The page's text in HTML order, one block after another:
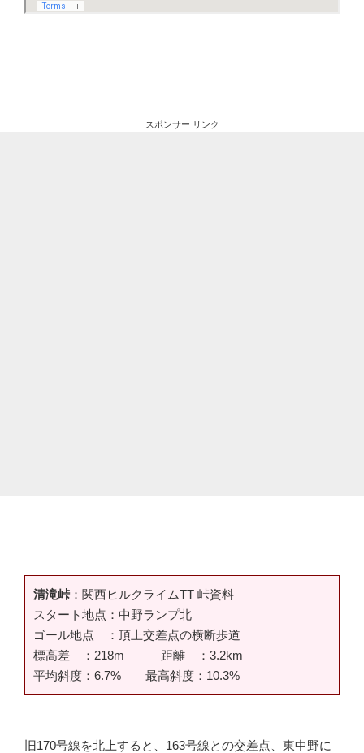
スポンサー リンク
清滝峠：関西ヒルクライムTT 峠資料
スタート地点：中野ランプ北
ゴール地点 ：頂上交差点の横断歩道
標高差 ：218m 距離 ：3.2km
平均斜度：6.7% 最高斜度：10.3%
旧170号線を北上すると、163号線との交差点、東中野に